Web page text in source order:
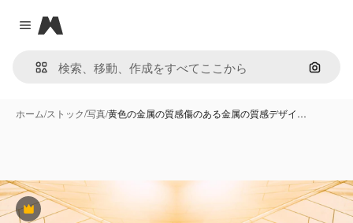
Close menu
Magnific
画像で
ホーム/ストック/写真/黄色の金属の質感傷のある金属の質感デザイ…
Premium